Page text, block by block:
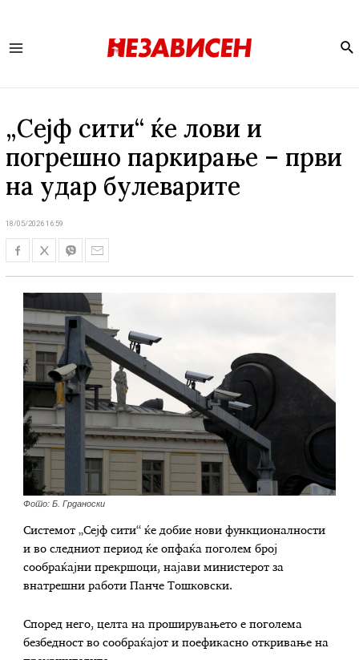
„Сејф сити“ ќе лови и
погрешно паркирање – први
на удар булеварите
18/05/2026 16:59
Фото: Б. Грданоски
Системот „Сејф сити“ ќе добие нови функционалности
и во следниот период ќе опфаќа поголем број
сообраќајни прекршоци, најави министерот за
внатрешни работи Панче Тошковски.
Според него, целта на проширувањето е поголема
безбедност во сообраќајот и поефикасно откривање на